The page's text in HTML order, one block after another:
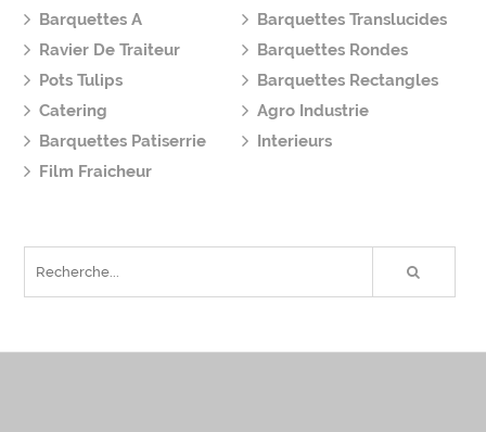
Barquettes A
Barquettes Translucides
Ravier De Traiteur
Barquettes Rondes
Pots Tulips
Barquettes Rectangles
Catering
Agro Industrie
Barquettes Patiserrie
Interieurs
Film Fraicheur